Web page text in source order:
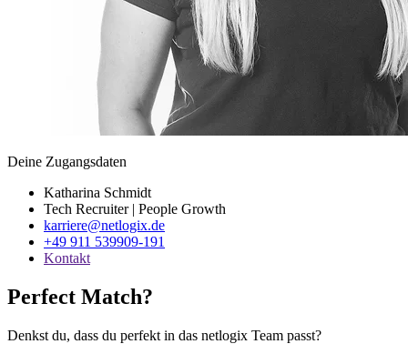
Deine Zugangsdaten
Katharina Schmidt
Tech Recruiter | People Growth
karriere@netlogix.de
+49 911 539909-191
Kontakt
Perfect Match?
Denkst du, dass du perfekt in das netlogix Team passt?